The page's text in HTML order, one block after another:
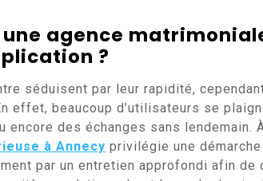
agence
?
séduisent par leur rapidité,
effet, beaucoup d’utilisateurs se
des échanges sans lendemain.
à Annecy privilégie une
par un entretien approfondi afin de